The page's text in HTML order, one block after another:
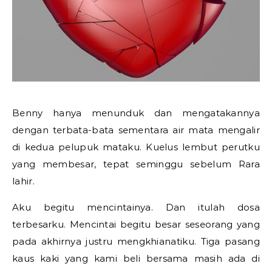
Benny hanya menunduk dan mengatakannya
dengan terbata-bata sementara air mata mengalir
di kedua pelupuk mataku. Kuelus lembut perutku
yang membesar, tepat seminggu sebelum Rara
lahir.
Aku begitu mencintainya. Dan itulah dosa
terbesarku. Mencintai begitu besar seseorang yang
pada akhirnya justru mengkhianatiku. Tiga pasang
kaus kaki yang kami beli bersama masih ada di